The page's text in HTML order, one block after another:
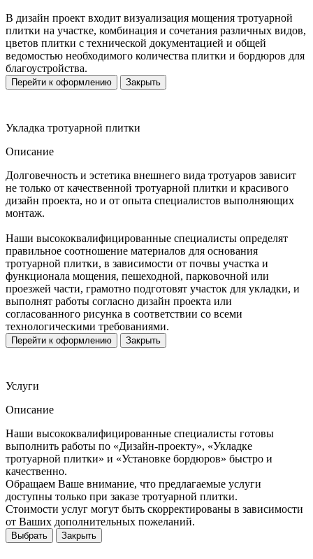
В дизайн проект входит визуализация мощения тротуарной
плитки на участке, комбинация и сочетания различных видов,
цветов плитки с технической документацией и общей
ведомостью необходимого количества плитки и бордюров для
благоустройства.
Перейти к оформлению Закрыть
Укладка тротуарной плитки
Описание
Долговечность и эстетика внешнего вида тротуаров зависит
не только от качественной тротуарной плитки и красивого
дизайн проекта, но и от опыта специалистов выполняющих
монтаж.
Наши высококвалифицированные специалисты определят
правильное соотношение материалов для основания
тротуарной плитки, в зависимости от почвы участка и
функционала мощения, пешеходной, парковочной или
проезжей части, грамотно подготовят участок для укладки, и
выполнят работы согласно дизайн проекта или
согласованного рисунка в соответствии со всеми
технологическими требованиями.
Перейти к оформлению Закрыть
Услуги
Описание
Наши высококвалифицированные специалисты готовы
выполнить работы по «Дизайн-проекту», «Укладке
тротуарной плитки» и «Установке бордюров» быстро и
качественно.
Обращаем Ваше внимание, что предлагаемые услуги
доступны только при заказе тротуарной плитки.
Стоимости услуг могут быть скорректированы в зависимости
от Ваших дополнительных пожеланий.
Выбрать Закрыть